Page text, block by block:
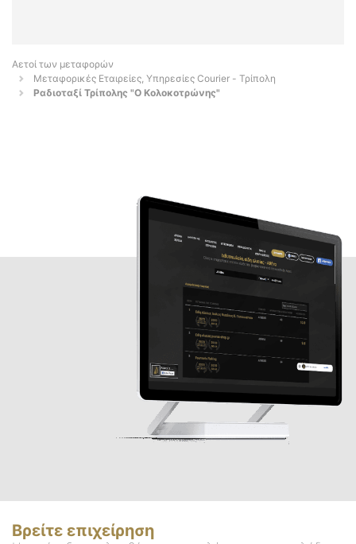
Αετοί των μεταφορών
Μεταφορικές Εταιρείες, Υπηρεσίες Courier - Τρίπολη
Ραδιοταξί Τρίπολης "Ο Κολοκοτρώνης"
Βρείτε επιχείρηση